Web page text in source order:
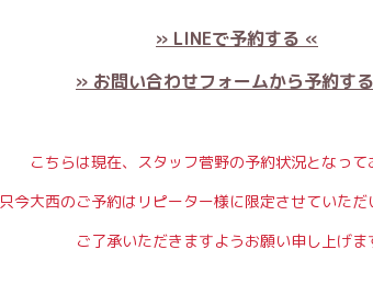
» LINEで予約する «
» お問い合わせフォームから予約す
こちらは現在、スタッフ菅野の予約状況となって
只今大西のご予約はリピーター様に限定させていただ
ご了承いただきますようお願い申し上げま